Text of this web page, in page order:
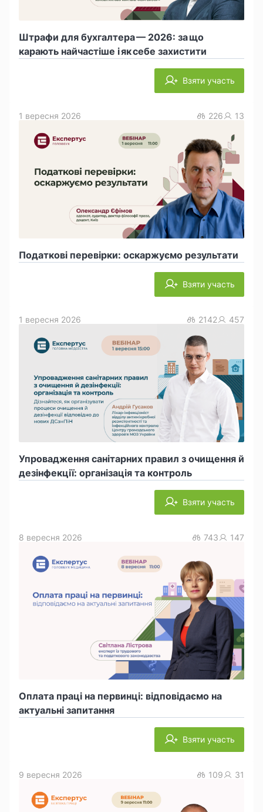
Штрафи для бухгалтера — 2026: за що
карають найчастіше і як себе захистити
Взяти участь
Податкові перевірки: оскаржуємо результати
1 вересня 2026 226 13
Взяти участь
Упровадження санітарних правил з очищення й
дезінфекції: організація та контроль
1 вересня 2026 2142 457
Взяти участь
Оплата праці на первинці: відповідаємо на
актуальні запитання
8 вересня 2026 743 147
Взяти участь
9 вересня 2026 109 31